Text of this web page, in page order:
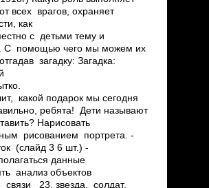
всех врагов, охраняет
как
с детьми тему и
С помощью чего мы можем их
загадку: Загадка:
какой подарок мы сегодня
ребята! Дети называют
Нарисовать
рисованием портрета.
(слайд 3­ 6 шт.)
данные
анализ объектов
23, звезда, солдат,